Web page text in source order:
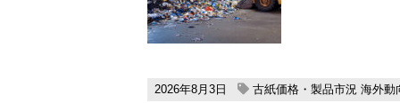
2026年8月3日 古紙価格・製品市況 海外動